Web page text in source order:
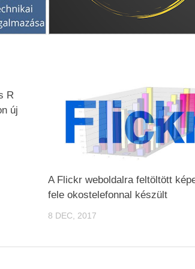
R
új
A Flickr weboldalra feltöltött
fele okostelefonnal készült
8 DEC, 2017